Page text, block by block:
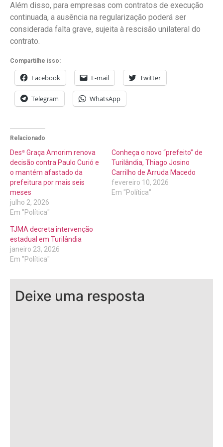
Além disso, para empresas com contratos de execução
continuada, a ausência na regularização poderá ser
considerada falta grave, sujeita à rescisão unilateral do
contrato.
Compartilhe isso:
Facebook E-mail Twitter
Telegram WhatsApp
Relacionado
Desª Graça Amorim renova
decisão contra Paulo Curió e
o mantém afastado da
prefeitura por mais seis
meses
julho 2, 2026
Em "Política"
Conheça o novo “prefeito” de
Turilândia, Thiago Josino
Carrilho de Arruda Macedo
fevereiro 10, 2026
Em "Política"
TJMA decreta intervenção
estadual em Turilândia
janeiro 23, 2026
Em "Política"
Deixe uma resposta